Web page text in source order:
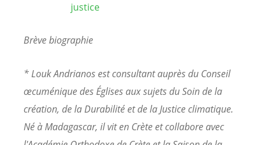
justice
Brève biographie
* Louk Andrianos est consultant auprès du Conseil
œcuménique des Églises aux sujets du Soin de la
création, de la Durabilité et de la Justice climatique.
Né à Madagascar, il vit en Crète et collabore avec